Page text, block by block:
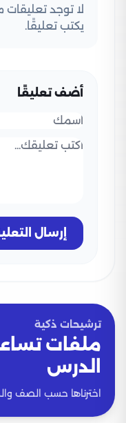
لا توجد
يكتب تعليقًا.
أضف تعليقًا
إرسال
ترشيحات ذكية
ملفات
الدرس
اخترناها حسب الصف